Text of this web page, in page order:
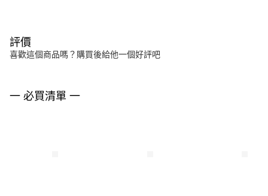
評價
喜歡這個商品嗎？購買後給他一個好評吧
一 必買清單 一